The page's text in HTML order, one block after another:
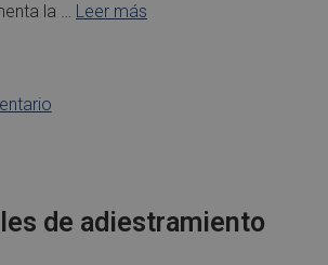
la … Leer más
de adiestramiento